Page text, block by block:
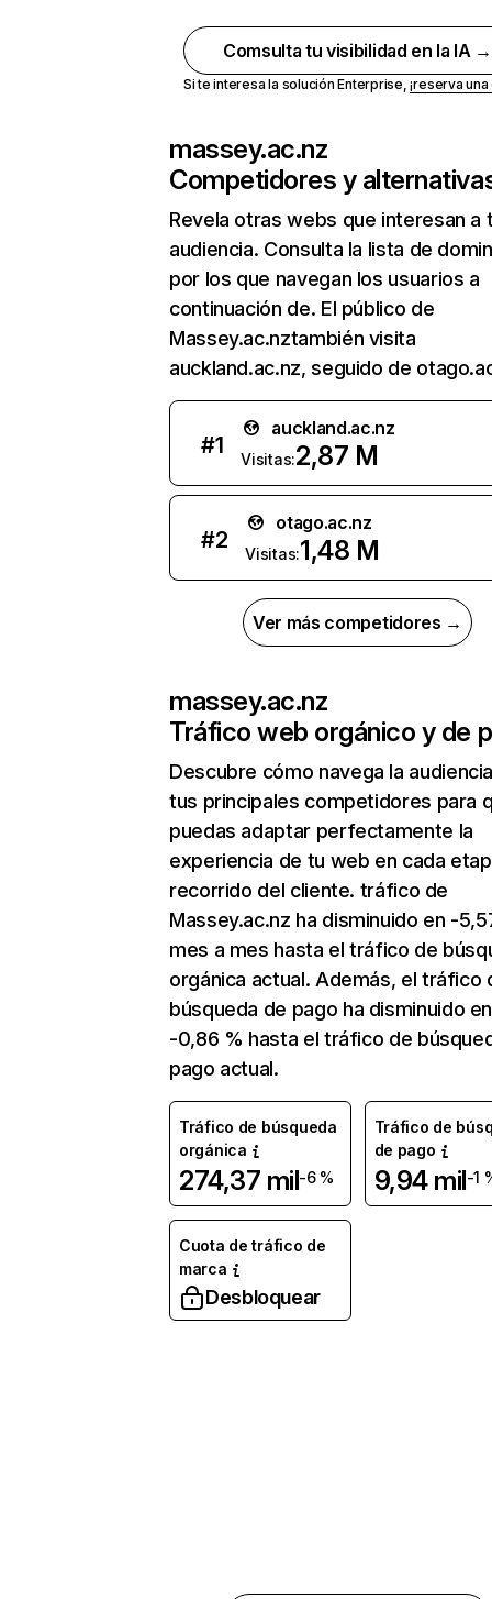
Comsulta tu visibilidad en la IA →
Si te interesa la solución Enterprise,¡reserva
massey.ac.nz
Competidores y
Revela otras webs que interesan a
audiencia. Consulta la lista de
por los que navegan los usuarios a
continuación de. El público de
Massey.ac.nztambién visita
auckland.ac.nz, seguido de
#1
auckland.ac.nz
Visitas:2,87 M
#2
otago.ac.nz
Visitas:1,48 M
Ver más competidores →
massey.ac.nz
Tráfico web orgánico y de
Descubre cómo navega la
tus principales competidores para
puedas adaptar perfectamente la
experiencia de tu web en cada
recorrido del cliente. tráfico de
Massey.ac.nz ha disminuido en -
mes a mes hasta el tráfico de
orgánica actual. Además, el tráfico
búsqueda de pago ha disminuido en
-0,86 % hasta el tráfico de
pago actual.
Tráfico de búsqueda
orgánica
274,37 mil-6 %
Tráfico de
de pago
9,94 mil-1
Cuota de tráfico de
marca
Desbloquear